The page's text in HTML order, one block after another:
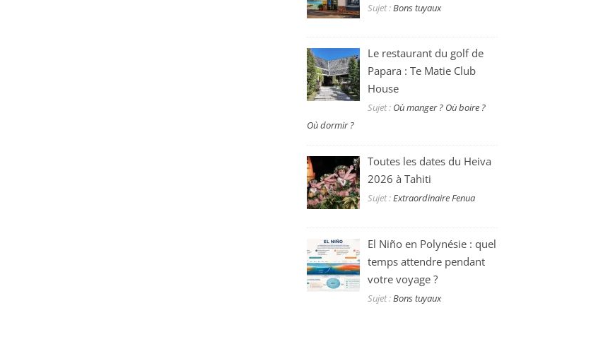
Sujet :Bons tuyaux
Le restaurant du golf de
Papara : Te Matie Club
House
Sujet : Où manger ? Où boire ?
Où dormir ?
Toutes les dates du Heiva
2026 à Tahiti
Sujet :Extraordinaire Fenua
El Niño en Polynésie : quel
temps attendre pendant
votre voyage ?
Sujet :Bons tuyaux